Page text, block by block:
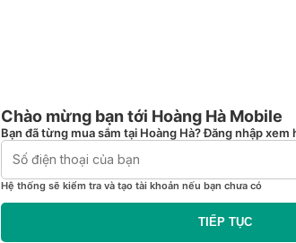
Chào mừng bạn tới Hoàng Hà Mobile
Bạn đã từng mua sắm tại Hoàng Hà? Đăng nhập xem
Hệ thống sẽ kiểm tra và tạo tài khoản nếu bạn chưa có
TIẾP TỤC